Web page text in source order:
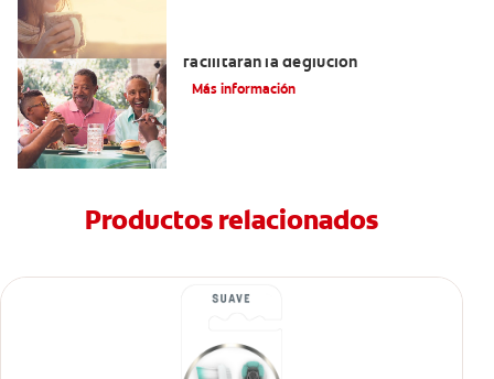
facilitarán la deglución
Más información
Productos relacionados